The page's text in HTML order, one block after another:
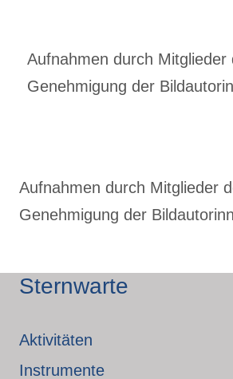
Aufnahmen durch
Genehmigung der
Aufnahmen durch Mitglieder
Genehmigung der
Sternwarte
Aktivitäten
Instrumente